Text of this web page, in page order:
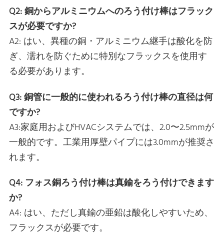
Q2: 銅からアルミニウムへのろう付け棒はフラック
スが必要ですか?
A2: はい、異種の銅・アルミニウム継手は酸化を防
ぎ、濡れを防ぐために特別なフラックスを使用す
る必要があります。
Q3: 銅管に一般的に使われるろう付け棒の直径は何
ですか?
A3:家庭用およびHVACシステムでは、2.0〜2.5mmが
一般的です。工業用厚壁パイプには3.0mmが推奨さ
れます。
Q4: フォス銅ろう付け棒は真鍮をろう付けできます
か?
A4: はい、ただし真鍮の亜鉛は酸化しやすいため、
フラックスが必要です。